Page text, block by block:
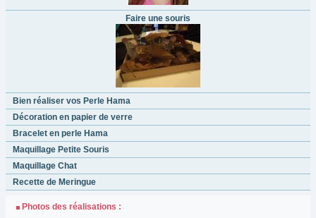
Faire une souris
Bien réaliser vos Perle Hama
Décoration en papier de verre
Bracelet en perle Hama
Maquillage Petite Souris
Maquillage Chat
Recette de Meringue
Photos des réalisations :